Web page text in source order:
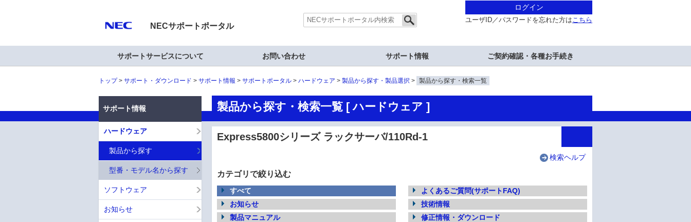
NECサポートポータル
ログイン
ユーザID／パスワードを忘れた方はこちら
サポートサービスについて お問い合わせ サポート情報 ご契約確認・各種お手続き
トップ サポート・ダウンロード サポート情報 サポートポータル ハードウェア 製品から探す・製品選択 製品から探す・検索一覧
製品から探す・検索一覧 [ ハードウェア ]
Express5800シリーズ ラックサーバ/110Rd-1
検索ヘルプ
カテゴリで絞り込む
すべて
よくあるご質問(サポートFAQ)
お知らせ
技術情報
製品マニュアル
修正情報・ダウンロード
サポート情報
ハードウェア
製品から探す
型番・モデル名から探す
ソフトウェア
お知らせ